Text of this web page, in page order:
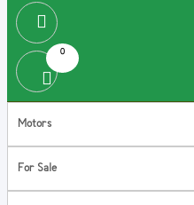
0
Motors
For Sale